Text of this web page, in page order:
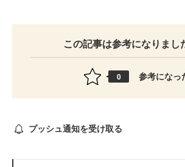
この記事は参考になりまし
0 参考になっ
プッシュ通知を受け取る